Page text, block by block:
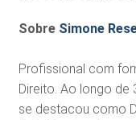
Sobre Simone
Profissional com
Direito. Ao longo de
se destacou como